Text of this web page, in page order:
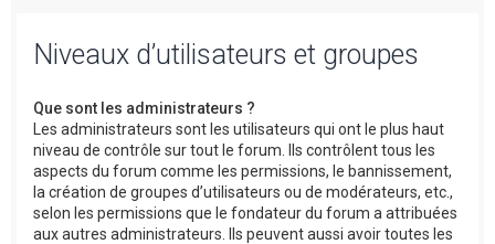
Niveaux d’utilisateurs et groupes
Que sont les administrateurs ?
Les administrateurs sont les utilisateurs qui ont le plus haut
niveau de contrôle sur tout le forum. Ils contrôlent tous les
aspects du forum comme les permissions, le bannissement,
la création de groupes d’utilisateurs ou de modérateurs, etc.,
selon les permissions que le fondateur du forum a attribuées
aux autres administrateurs. Ils peuvent aussi avoir toutes les